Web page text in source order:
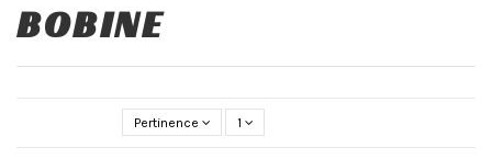
BOBINE
Pertinence 1